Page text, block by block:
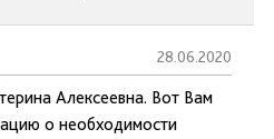
28.06.2020
Алексеевна. Вот Вам
о необходимости